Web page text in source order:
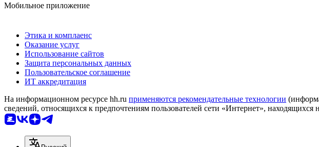
Мобильное приложение
Этика и комплаенс
Оказание услуг
Использование сайтов
Защита персональных данных
Пользовательское соглашение
ИТ аккредитация
На информационном ресурсе hh.ru применяются рекомендательные технологии
сведений, относящихся к предпочтениям пользователей сети «Интернет»,